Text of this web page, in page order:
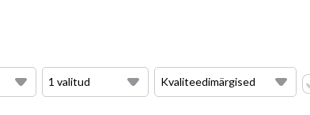
1 valitud Kvaliteedimärgised